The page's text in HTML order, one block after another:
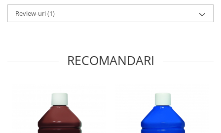
Lumini si culori
Magnetism
Pregătirea scrierii de mână
Mărgele de călcat HAMA
Hama Maxi Sticks
Review-uri(1)
RECOMANDARI